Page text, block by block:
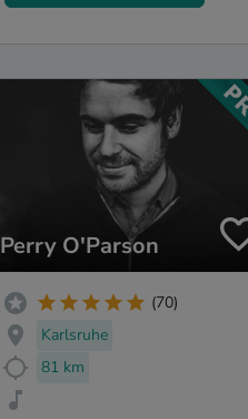
Perry O'Parson
(70)
Karlsruhe
81 km